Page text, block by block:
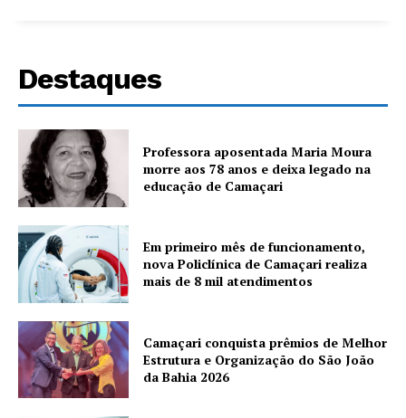
Destaques
Professora aposentada Maria Moura
morre aos 78 anos e deixa legado na
educação de Camaçari
Em primeiro mês de funcionamento,
nova Policlínica de Camaçari realiza
mais de 8 mil atendimentos
Camaçari conquista prêmios de Melhor
Estrutura e Organização do São João
da Bahia 2026